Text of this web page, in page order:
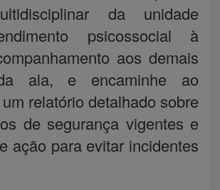
da unidade
psicossocial à
aos demais
ala, e encaminhe ao
relatório detalhado sobre
de segurança vigentes e
ação para evitar incidentes